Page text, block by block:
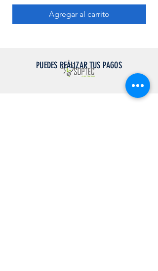
Agregar al carrito
PUEDES REALIZAR TUS PAGOS